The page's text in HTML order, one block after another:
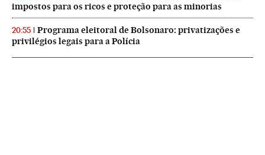
impostos para os ricos e proteção para as minorias
20:55
Programa eleitoral de Bolsonaro: privatizações e
privilégios legais para a Polícia